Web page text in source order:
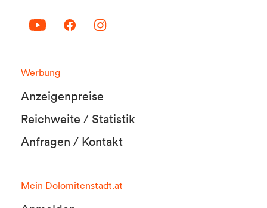
Werbung
Anzeigenpreise
Reichweite / Statistik
Anfragen / Kontakt
Mein Dolomitenstadt.at